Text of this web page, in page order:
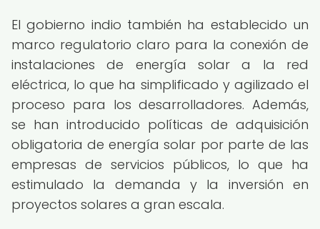
El gobierno indio también ha establecido un
marco regulatorio claro para la conexión de
instalaciones de energía solar a la red
eléctrica, lo que ha simplificado y agilizado el
proceso para los desarrolladores. Además,
se han introducido políticas de adquisición
obligatoria de energía solar por parte de las
empresas de servicios públicos, lo que ha
estimulado la demanda y la inversión en
proyectos solares a gran escala.